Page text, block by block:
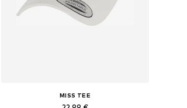
MISS TEE